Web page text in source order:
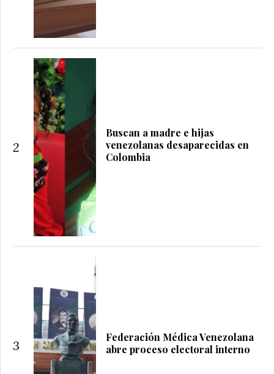
2
Buscan a madre e hijas
venezolanas desaparecidas en
Colombia
3
Federación Médica Venezolana
abre proceso electoral interno